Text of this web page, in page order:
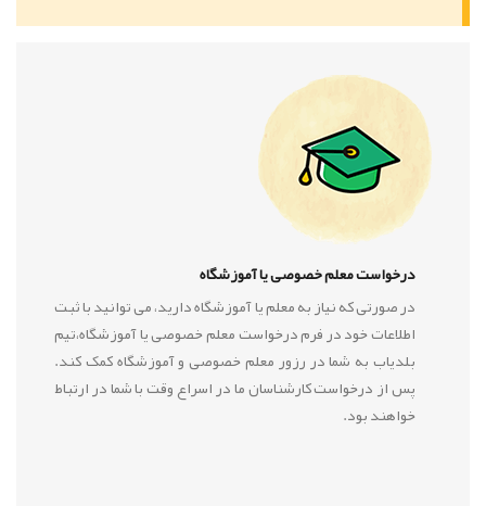
درخواست معلم خصوصی یا آموزشگاه
در صورتی که نیاز به معلم یا آموزشگاه دارید، می توانید با ثبت
اطلاعات خود در فرم درخواست معلم خصوصی یا آموزشگاه،تیم
بلدیاب به شما در رزور معلم خصوصی و آموزشگاه کمک کند.
پس از درخواست کارشناسان ما در اسراع وقت با شما در ارتباط
خواهند بود.